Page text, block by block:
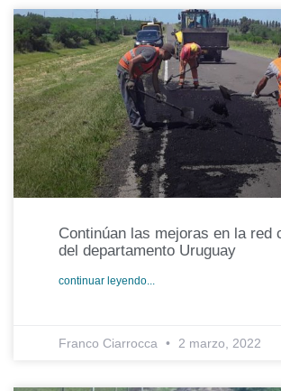
Continúan las mejoras en la red
del departamento Uruguay
continuar leyendo...
Franco Ciarrocca 2 marzo, 2022